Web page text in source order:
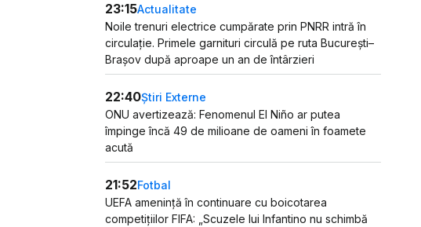
23:15Actualitate
Noile trenuri electrice cumpărate prin PNRR intră în
circulație. Primele garnituri circulă pe ruta București–
Brașov după aproape un an de întârzieri
22:40Știri Externe
ONU avertizează: Fenomenul El Niño ar putea
împinge încă 49 de milioane de oameni în foamete
acută
21:52Fotbal
UEFA amenință în continuare cu boicotarea
competițiilor FIFA: „Scuzele lui Infantino nu schimbă